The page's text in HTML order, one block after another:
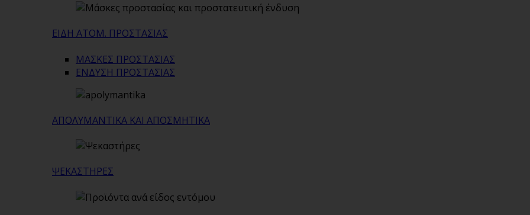
ΕΙΔΗ ΑΤΟΜ. ΠΡΟΣΤΑΣΙΑΣ
ΜΑΣΚΕΣ ΠΡΟΣΤΑΣΙΑΣ
ΕΝΔΥΣΗ ΠΡΟΣΤΑΣΙΑΣ
ΑΠΟΛΥΜΑΝΤΙΚΑ ΚΑΙ ΑΠΟΣΜΗΤΙΚΑ
ΨΕΚΑΣΤΗΡΕΣ